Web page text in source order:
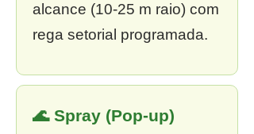
alcance (10-25 m raio) com
rega setorial programada.
🌊 Spray (Pop-up)